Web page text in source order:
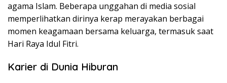
agama Islam. Beberapa unggahan di media sosial
memperlihatkan dirinya kerap merayakan berbagai
momen keagamaan bersama keluarga, termasuk saat
Hari Raya Idul Fitri.
Karier di Dunia Hiburan